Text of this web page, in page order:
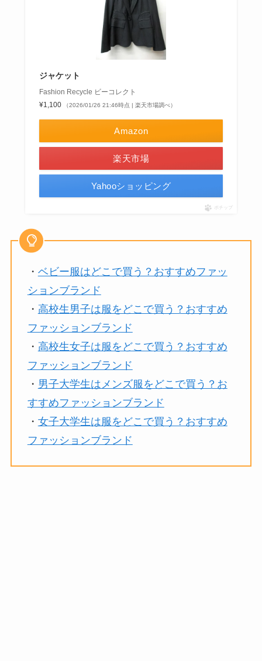
ジャケット
Fashion Recycle ビーコレクト
¥1,100
（2026/01/26 21:46時点 | 楽天市場調べ）
Amazon
楽天市場
Yahooショッピング
ポチップ
・ ベビー服はどこで買う？おすすめファッ
ションブランド
・ 高校生男子は服をどこで買う？おすすめ
ファッションブランド
・ 高校生女子は服をどこで買う？おすすめ
ファッションブランド
・ 男子大学生はメンズ服をどこで買う？お
すすめファッションブランド
・ 女子大学生は服をどこで買う？おすすめ
ファッションブランド